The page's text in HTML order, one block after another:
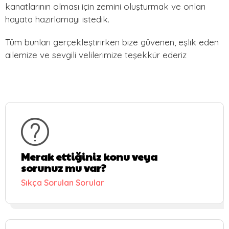
kanatlarının olması için zemini oluşturmak ve onları
hayata hazırlamayı istedik.
Tüm bunları gerçekleştirirken bize güvenen, eşlik eden
ailemize ve sevgili velilerimize teşekkür ederiz
Merak ettiğiniz konu veya
sorunuz mu var?
Sıkça Sorulan Sorular